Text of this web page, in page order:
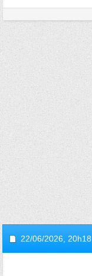
22/06/2026, 20h18